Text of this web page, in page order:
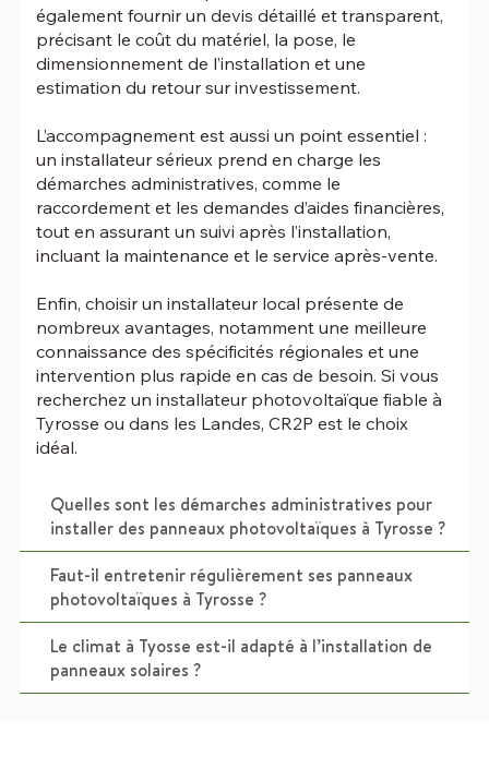
également fournir un devis détaillé et transparent,
précisant le coût du matériel, la pose, le
dimensionnement de l’installation et une
estimation du retour sur investissement.
L’accompagnement est aussi un point essentiel :
un installateur sérieux prend en charge les
démarches administratives, comme le
raccordement et les demandes d’aides financières,
tout en assurant un suivi après l’installation,
incluant la maintenance et le service après-vente.
Enfin, choisir un installateur local présente de
nombreux avantages, notamment une meilleure
connaissance des spécificités régionales et une
intervention plus rapide en cas de besoin. Si vous
recherchez un installateur photovoltaïque fiable à
Tyrosse ou dans les Landes, CR2P est le choix
idéal.
Quelles sont les démarches administratives pour
installer des panneaux photovoltaïques à Tyrosse ?
Faut-il entretenir régulièrement ses panneaux
photovoltaïques à Tyrosse ?
Le climat à Tyosse est-il adapté à l’installation de
panneaux solaires ?